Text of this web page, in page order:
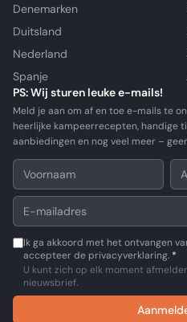
Denemarken
Duitsland
Nederland
Spanje
PS: Wij sturen leuke e-mails!
Meld je aan om af en toe e-mails te
heerlijke kampeerrecepten, handige
aanbiedingen en nog veel meer –
Ik ga akkoord met het ontvangen
accepteer de privacyverklaring. *
U kunt zich op elk moment
nieuwsbrief.